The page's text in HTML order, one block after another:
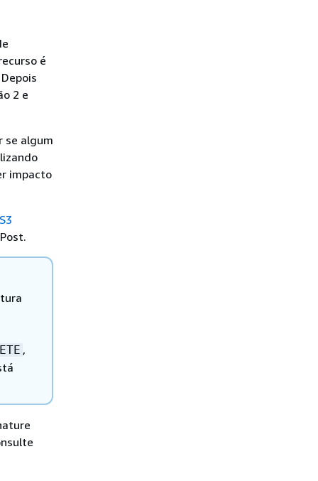
é
2 e
se algum
impacto
,